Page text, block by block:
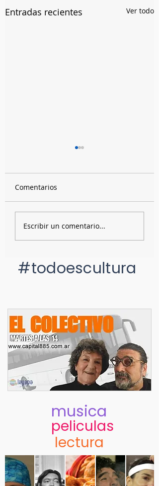
Entradas recientes Ver todo
España, Argentina,
Comentarios
Escribir un comentario...
#todoescultura
musica
peliculas
lectura